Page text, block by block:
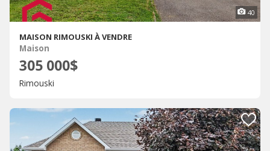
40
MAISON RIMOUSKI À VENDRE
Maison
305 000$
Rimouski